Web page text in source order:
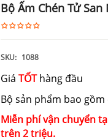
Bộ Ấm Chén Tử
SKU: 1088
Giá TỐThàng đầu
Bộ sản phẩm bao gồm
Miễn phí vận chuyển
trên 2 triệu.